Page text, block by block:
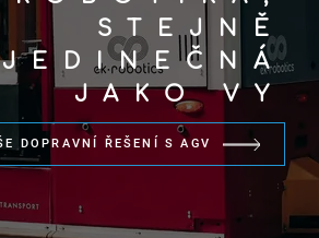
STEJNĚ
JEDINEČNÁ
JAKO VY
DOPRAVNÍ ŘEŠENÍ S AGV